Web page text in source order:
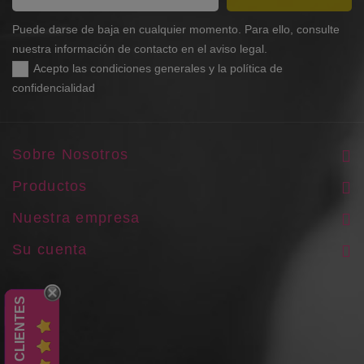
Puede darse de baja en cualquier momento. Para ello, consulte
nuestra información de contacto en el aviso legal.
Acepto las condiciones generales y la política de
confidencialidad
Sobre Nosotros
Productos
Nuestra empresa
Su cuenta